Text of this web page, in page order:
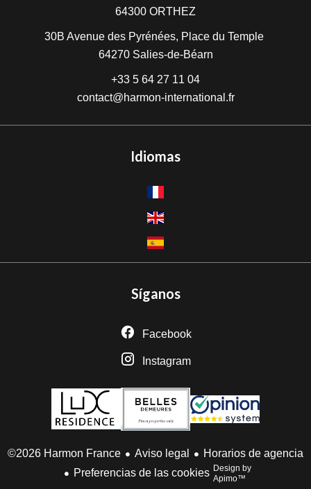
64300 ORTHEZ
30B Avenue des Pyrénées, Place du Temple
64270 Salies-de-Béarn
+33 5 64 27 11 04
contact@harmon-international.fr
Idiomas
Síganos
Facebook
Instagram
©2026 Harmon France Aviso legal
Horarios de agencia
Preferencias de las cookies Design by
Apimo™